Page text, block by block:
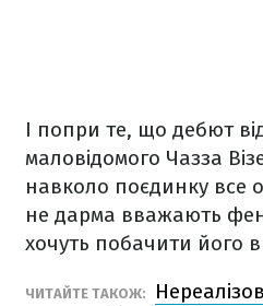
І попри те, що дебют
маловідомого Чазза
навколо поєдинку все
не дарма вважають
хочуть побачити його в
ЧИТАЙТЕ ТАКОЖ: